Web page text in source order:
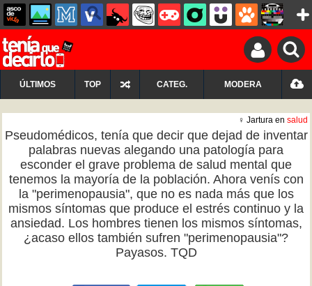
ÚLTIMOS TOP CATEG. MODERA
♀ Jartura en salud
Pseudomédicos, tenía que decir que dejad de inventar
palabras nuevas alegando una patología para
esconder el grave problema de salud mental que
tenemos la mayoría de la población. Ahora venís con
la "perimenopausia", que no es nada más que los
mismos síntomas que produce el estrés continuo y la
ansiedad. Los hombres tienen los mismos síntomas,
¿acaso ellos también sufren "perimenopausia"?
Payasos. TQD